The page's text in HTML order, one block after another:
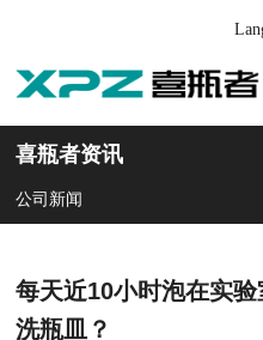
喜瓶者资讯
公司新闻
每天近10小时泡在实
洗瓶皿？